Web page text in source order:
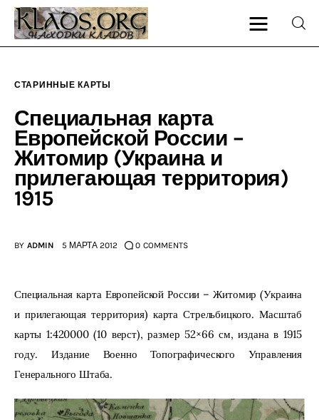
О блоге
Карта сайта
СТАРИННЫЕ КАРТЫ
Специальная карта
Европейской России –
Житомир (Украина и
прилегающая территория)
1915
BY ADMIN 5 МАРТА 2012 0 COMMENTS
Специальная карта Европейской России – Житомир (Украина
и прилегающая территория) карта Стрельбицкого. Масштаб
карты 1:420000 (10 верст), размер 52×66 см, издана в 1915
году. Издание Военно Топографического Управления
Генерального Штаба.